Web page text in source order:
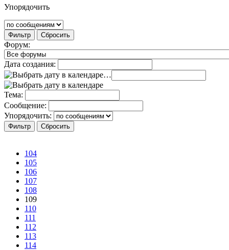
Упорядочить
Фильтр Сбросить
Форум:
Дата создания:
…
Тема:
Сообщение:
Упорядочить:
104
105
106
107
108
109
110
111
112
113
114